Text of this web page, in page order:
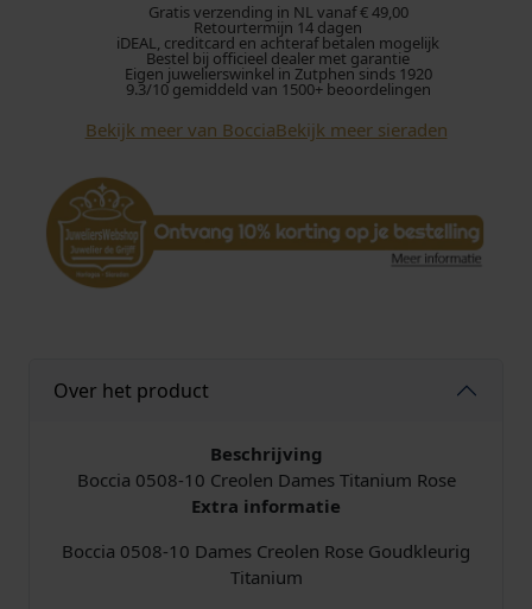
Gratis verzending in NL vanaf € 49,00
Retourtermijn 14 dagen
iDEAL, creditcard en achteraf betalen mogelijk
Bestel bij officieel dealer met garantie
Eigen juwelierswinkel in Zutphen sinds 1920
9.3/10 gemiddeld van 1500+ beoordelingen
Bekijk meer van BocciaBekijk meer sieraden
Over het product
Beschrijving
Boccia 0508-10 Creolen Dames Titanium Rose
Extra informatie
Boccia 0508-10 Dames Creolen Rose Goudkleurig
Titanium